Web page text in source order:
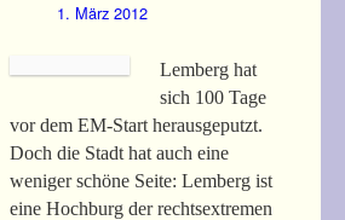
1. März 2012
Lemberg hat
sich 100 Tage
vor dem EM-Start herausgeputzt.
Doch die Stadt hat auch eine
weniger schöne Seite: Lemberg ist
eine Hochburg der rechtsextremen